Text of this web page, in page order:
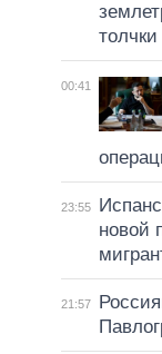
толчки
00:41
23:55
новой
21:57